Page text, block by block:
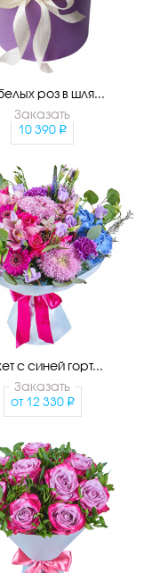
роз в шля...
Заказать
10 390
с синей горт...
Заказать
от 12 330